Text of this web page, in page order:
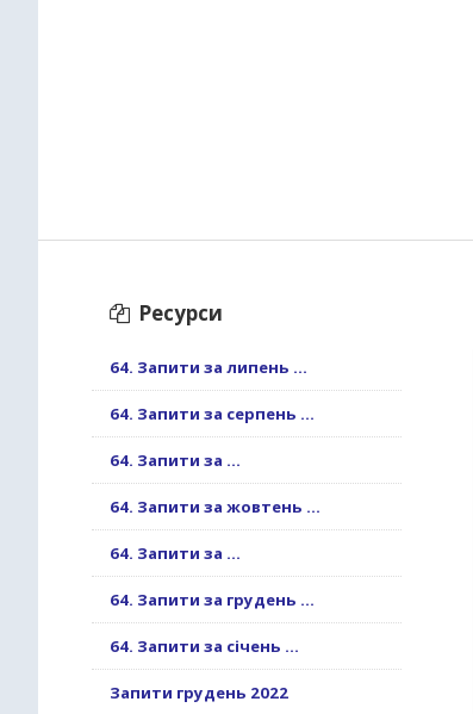
Ресурси
64. Запити за липень ...
64. Запити за серпень ...
64. Запити за ...
64. Запити за жовтень ...
64. Запити за ...
64. Запити за грудень ...
64. Запити за січень ...
Запити грудень 2022